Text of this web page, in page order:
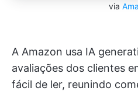
via
A Amazon usa IA
avaliações dos clientes
fácil de ler, reunindo